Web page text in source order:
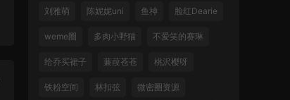
刘雅萌 陈妮妮uni 鱼神 脸红Dearie
weme圈 多肉小野猫 不爱笑的赛琳
给乔买裙子 蒹葭苍苍 桃沢樱呀
铁粉空间 林扣弦 微密圈资源